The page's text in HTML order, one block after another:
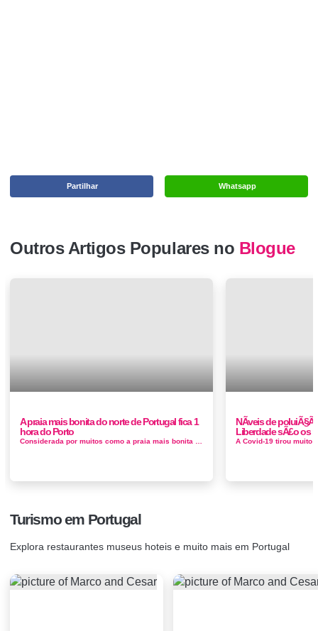
Whatsapp
Partilhar
Outros Artigos Populares no Blogue
A praia mais bonita do norte de Portugal fica 1
hora do Porto
NÃ­veis de
Liberdade sÃ£o os
Turismo em Portugal
Explora restaurantes museus hoteis e muito mais em Portugal